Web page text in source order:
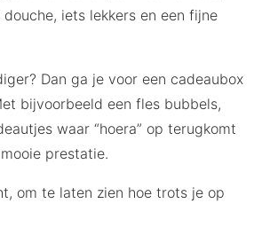
iets lekkers en een fijne
Dan ga je voor een cadeaubox
bijvoorbeeld een fles bubbels,
waar “hoera” op terugkomt
prestatie.
om te laten zien hoe trots je op